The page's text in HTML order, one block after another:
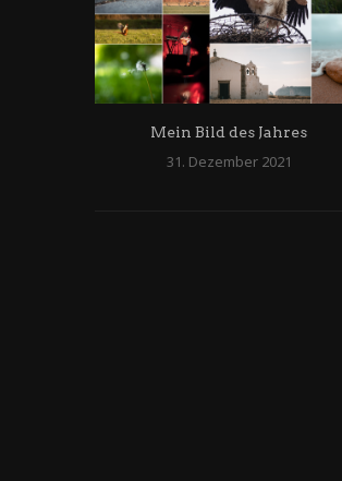
Mein Bild des Jahres
31. Dezember 2021